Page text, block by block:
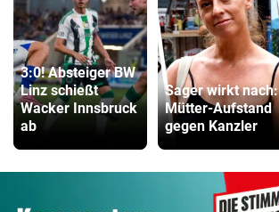
3:0! Absteiger BW
Linz schießt
Wacker Innsbruck
ab
Sager wirkt nach:
Mütter-Aufstand
gegen Kanzler